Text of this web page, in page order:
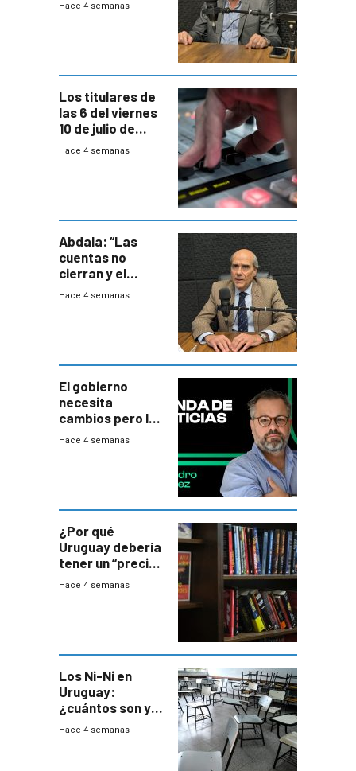
Hace 4 semanas
Los titulares de
las 6 del viernes
10 de julio de
2026
Hace 4 semanas
Abdala: “Las
cuentas no
cierran y el
balance del
Hace 4 semanas
El gobierno
necesita
cambios pero los
ministros tienen
Hace 4 semanas
¿Por qué
Uruguay debería
tener un “precio
único” en los
Hace 4 semanas
Los Ni-Ni en
Uruguay:
¿cuántos son y
en dónde están?
Hace 4 semanas